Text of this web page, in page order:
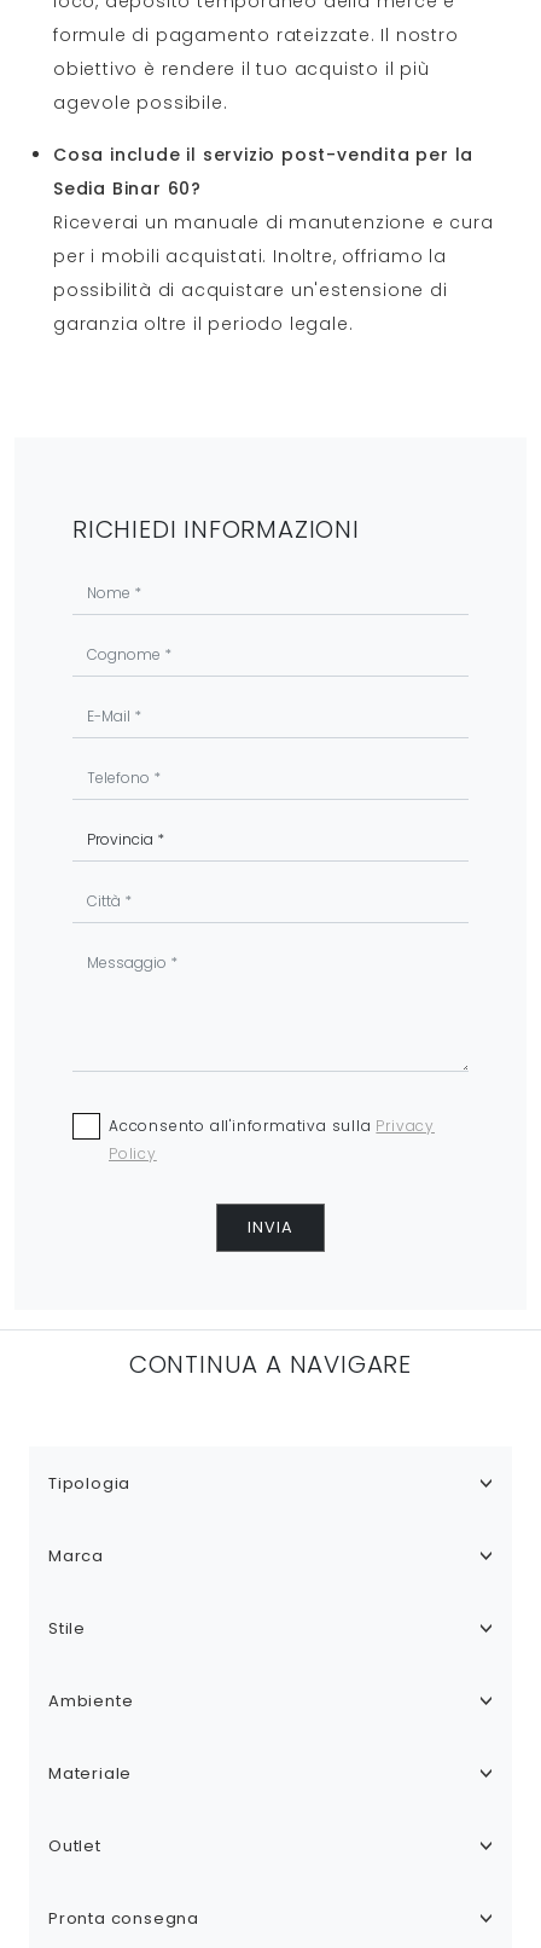
formule di pagamento rateizzate. Il nostro
obiettivo è rendere il tuo acquisto il più
agevole possibile.
Cosa include il servizio post-vendita per la
Sedia Binar 60?
Riceverai un manuale di manutenzione e cura
per i mobili acquistati. Inoltre, offriamo la
possibilità di acquistare un'estensione di
garanzia oltre il periodo legale.
RICHIEDI INFORMAZIONI
Acconsento all'informativa sulla Privacy
Policy
INVIA
CONTINUA A NAVIGARE
Tipologia
Marca
Stile
Ambiente
Materiale
Outlet
Pronta consegna